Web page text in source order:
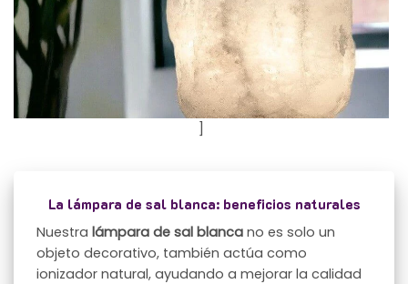
La lámpara de sal blanca: beneficios naturales
Nuestralámpara de sal blanca no es solo un
objeto decorativo, también actúa como
ionizador natural, ayudando a mejorar la calidad